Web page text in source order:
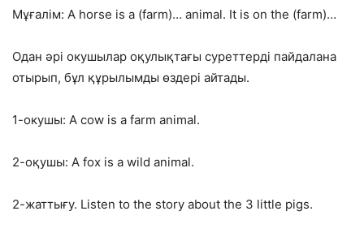
Мұғалім: A horse is a (farm)… animal. It is on the (farm)…
Одан әрі окушылар оқулықтағы суреттерді пайдалана
отырып, бұл құрылымды өздері айтады.
1-окушы: A cow is a farm animal.
2-оқушы: A fox is a wild animal.
2-жаттығу. Listen to the story about the 3 little pigs.